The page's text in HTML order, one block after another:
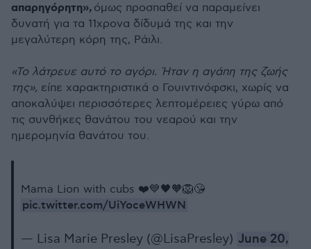
απαρηγόρητη», όμως προσπαθεί να παραμείνει
δυνατή για τα 11χρονα δίδυμά της και την
μεγαλύτερη κόρη της, Ράιλι.
«Το λάτρευε αυτό το αγόρι. Ήταν η αγάπη της ζωής
της», είπε χαρακτηριστικά ο Γουιντινόφσκι, χωρίς να
αποκαλύψει περισσότερες λεπτομέρειες γύρω από
τις συνθήκες θανάτου του νεαρού και την
ημερομηνία θανάτου του.
Mama Lion with cubs ❤️💙🖤🧡🦁😘
pic.twitter.com/UiYoceWHWN
— Lisa Marie Presley (@LisaPresley) June 20,